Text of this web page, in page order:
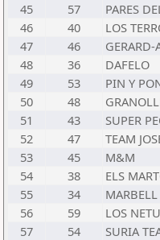
45
57 PARES
46
40 LOS
47
46 GERARD-
48
36 DAFELO
49
53 PIN Y
50
48
51
43 SUPER
52
47 TEAM
53
45 M&M
54
38 ELS
55
34 MARBELL
56
59 LOS
57
54 SURIA